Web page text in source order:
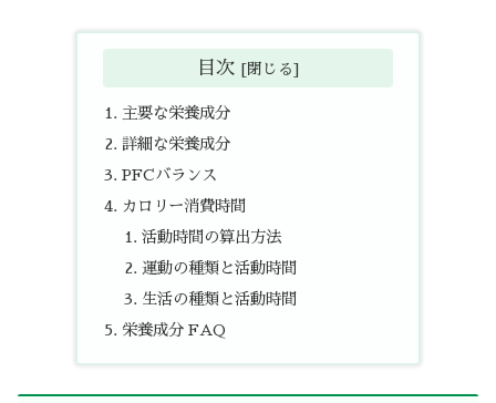
目次
主要な栄養成分
詳細な栄養成分
PFCバランス
カロリー消費時間
活動時間の算出方法
運動の種類と活動時間
生活の種類と活動時間
栄養成分 FAQ